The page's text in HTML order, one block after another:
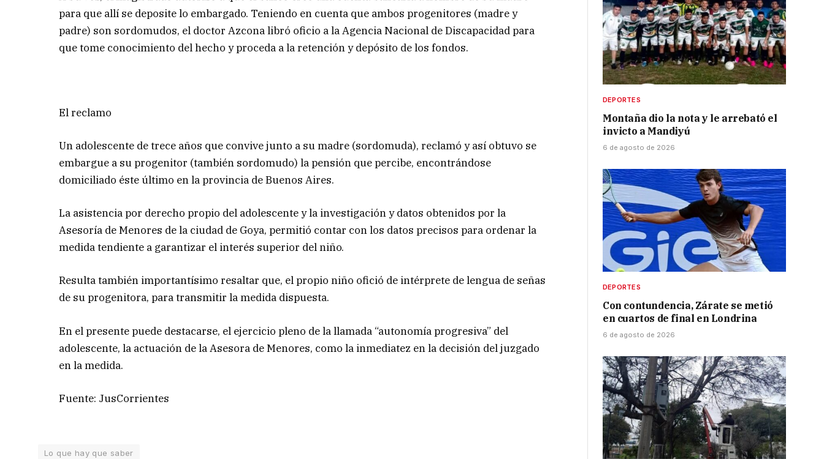
para que allí se deposite lo embargado. Teniendo en cuenta que ambos progenitores (madre y
padre) son sordomudos, el doctor Azcona libró oficio a la Agencia Nacional de Discapacidad para
que tome conocimiento del hecho y proceda a la retención y depósito de los fondos.
El reclamo
Un adolescente de trece años que convive junto a su madre (sordomuda), reclamó y así obtuvo se
embargue a su progenitor (también sordomudo) la pensión que percibe, encontrándose
domiciliado éste último en la provincia de Buenos Aires.
La asistencia por derecho propio del adolescente y la investigación y datos obtenidos por la
Asesoría de Menores de la ciudad de Goya, permitió contar con los datos precisos para ordenar la
medida tendiente a garantizar el interés superior del niño.
Resulta también importantísimo resaltar que, el propio niño ofició de intérprete de lengua de señas
de su progenitora, para transmitir la medida dispuesta.
En el presente puede destacarse, el ejercicio pleno de la llamada “autonomía progresiva” del
adolescente, la actuación de la Asesora de Menores, como la inmediatez en la decisión del juzgado
en la medida.
Fuente: JusCorrientes
Lo que hay que saber
DEPORTES
Montaña dio la nota y le arrebató el
invicto a Mandiyú
6 de agosto de 2026
DEPORTES
Con contundencia, Zárate se metió
en cuartos de final en Londrina
6 de agosto de 2026